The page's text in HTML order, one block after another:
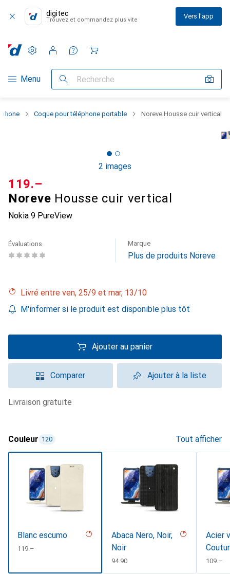
digitec
Trouvez et commandez plus vite Vers l'app
Navigation par catégorie
Menu Recherche
Paramètres
Compte client
Listes de comparaison
Listes d'envies
Panier
Coque pour téléphone portable Noreve Housse cuir vertical
2 images
Noreve Housse cuir vertical
Nokia 9 PureView
CHF
119.–
Évaluations Marque
Plus de produits Noreve
Livré entre ven, 25/9 et mar, 13/10
M'informer si le produit est disponible plus tôt
Ajouter au panier
Comparer Ajouter à la liste
livraison gratuite
Couleur 120 Tout afficher
Blanc escumo
CHF
119.–
Abaca Nero, Noir,
Noir
CHF
94.90
Acier
CHF
109.–